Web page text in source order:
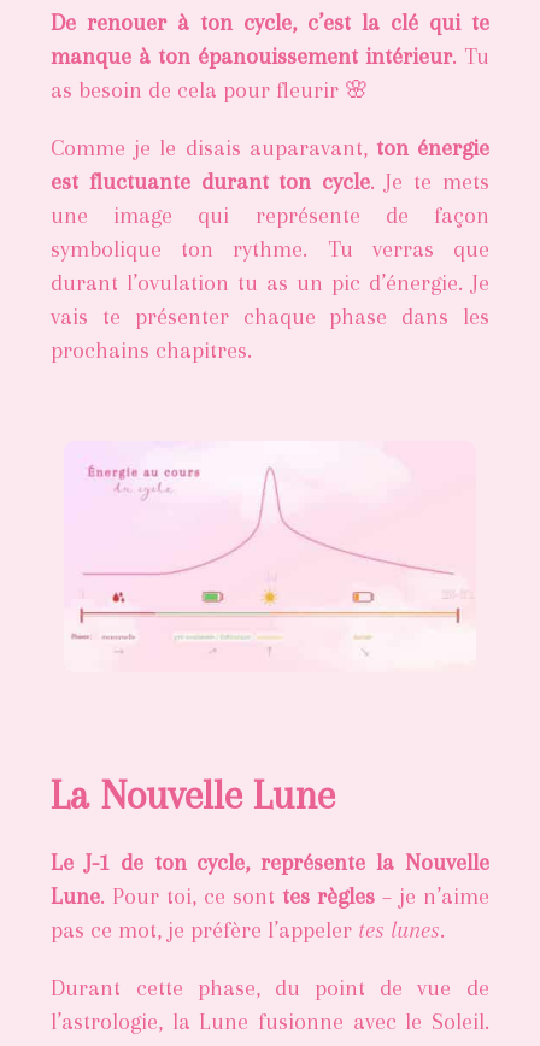
De renouer à ton cycle, c’est la clé qui te
manque à ton épanouissement intérieur. Tu
as besoin de cela pour fleurir 🌸
Comme je le disais auparavant, ton énergie
est fluctuante durant ton cycle. Je te mets
une image qui représente de façon
symbolique ton rythme. Tu verras que
durant l’ovulation tu as un pic d’énergie. Je
vais te présenter chaque phase dans les
prochains chapitres.
La Nouvelle Lune
Le J-1 de ton cycle, représente la Nouvelle
Lune. Pour toi, ce sont tes règles– je n’aime
pas ce mot, je préfère l’appeler tes lunes.
Durant cette phase, du point de vue de
l’astrologie, la Lune fusionne avec le Soleil.